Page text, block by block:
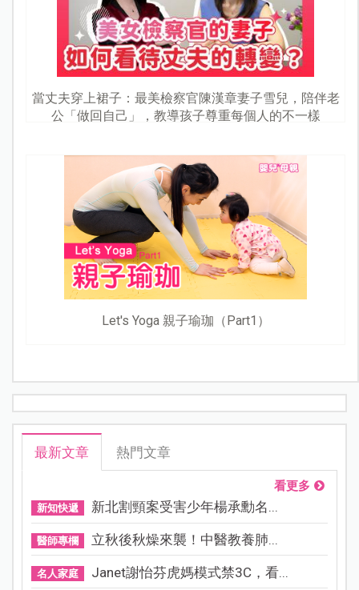
當丈夫穿上裙子：最美檢察官陳漢章妻子雪兒，陪伴老
公「做回自己」，教導孩子尊重每個人的不一樣
Let's Yoga 親子瑜珈（Part1）
最新文章 熱門文章
看更多
新知快遞 新北割頸案受害少年楊承勳名...
醫師專欄 立秋後秋燥來襲！中醫教養肺...
名人家庭 Janet謝怡芬虎媽模式禁3C，看...